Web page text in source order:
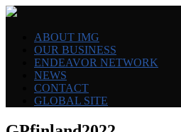
ABOUT IMG
OUR BUSINESS
ENDEAVOR NETWORK
NEWS
CONTACT
GLOBAL SITE